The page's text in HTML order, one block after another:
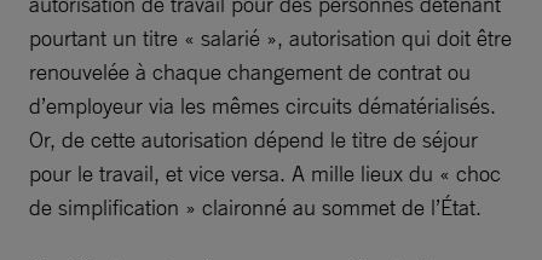
pourtant un titre « salarié », autorisation qui doit être
renouvelée à chaque changement de contrat ou
d’employeur via les mêmes circuits dématérialisés.
Or, de cette autorisation dépend le titre de séjour
pour le travail, et vice versa. A mille lieux du « choc
de simplification » claironné au sommet de l’État.